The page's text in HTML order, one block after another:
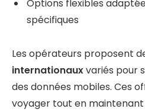
Options flexibles
spécifiques
Les opérateurs proposent
internationauxvariés pour
des données mobiles. Ces
voyager tout en